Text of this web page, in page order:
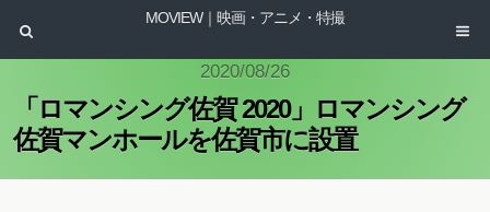
MOVIEW｜映画・アニメ・特撮
2020/08/26
「ロマンシング佐賀 2020」ロマンシング
佐賀マンホールを佐賀市に設置